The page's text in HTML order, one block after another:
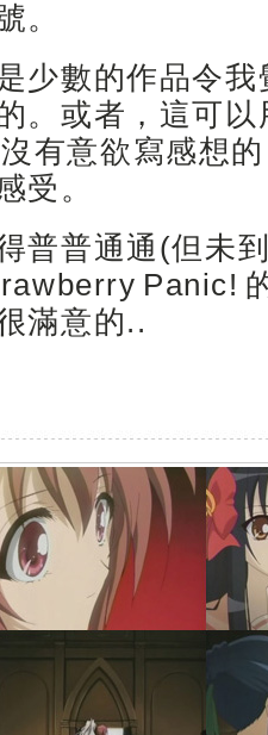
。
少數的作品令
。或者，這可
有意欲寫感想
受。
普普通通(但未
Panic!
滿意的..